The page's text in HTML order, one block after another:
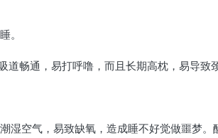
。
畅通，易打呼噜，而且长期高枕，易导致
空气，易致缺氧，造成睡不好觉做噩梦。